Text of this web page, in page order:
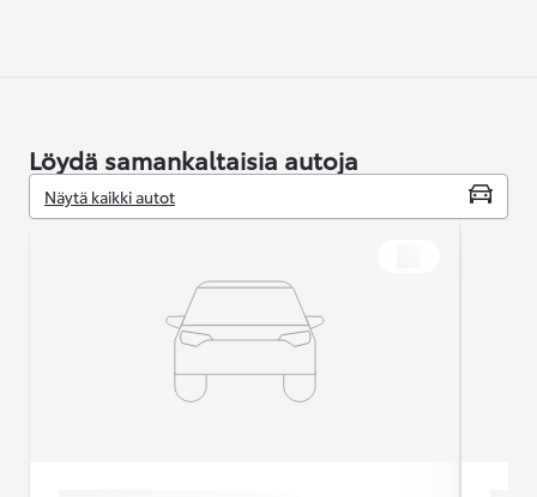
Löydä samankaltaisia autoja
Näytä kaikki autot